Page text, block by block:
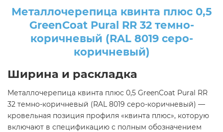
Металлочерепица квинта плюс 0,5
GreenCoat Pural RR 32 темно-
коричневый (RAL 8019 серо-
коричневый)
Ширина и раскладка
Металлочерепица квинта плюс 0,5 GreenCoat Pural RR
32 темно-коричневый (RAL 8019 серо-коричневый) —
кровельная позиция профиля «квинта плюс», которую
включают в спецификацию с полным обозначением